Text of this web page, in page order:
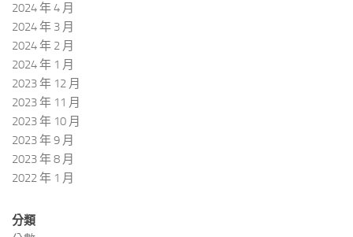
2024 年 4 月
2024 年 3 月
2024 年 2 月
2024 年 1 月
2023 年 12 月
2023 年 11 月
2023 年 10 月
2023 年 9 月
2023 年 8 月
2022 年 1 月
分類